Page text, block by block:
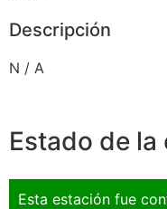
Descripción
N / A
Estado de la
Esta estación fue